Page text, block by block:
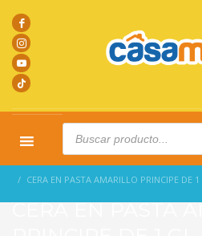
Products
search
CERA EN PASTA AMARILLO PRINCIPE DE
CERA EN PASTA